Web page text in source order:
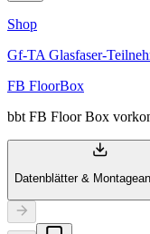
Shop
Gf-TA Glasfaser-
FB FloorBox
bbt FB Floor Box
Datenblätter &